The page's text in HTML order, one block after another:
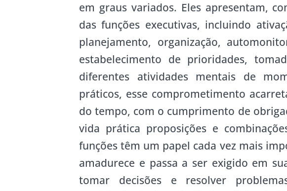
em graus variados. Eles apresentam,
das funções executivas, incluindo
planejamento, organização,
estabelecimento de prioridades,
diferentes atividades mentais de
práticos, esse comprometimento
do tempo, com o cumprimento de
vida prática proposições e
funções têm um papel cada vez mais
amadurece e passa a ser exigido em
tomar decisões e resolver